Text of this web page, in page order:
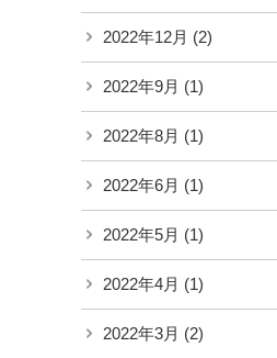
2022年12月 (2)
2022年9月 (1)
2022年8月 (1)
2022年6月 (1)
2022年5月 (1)
2022年4月 (1)
2022年3月 (2)